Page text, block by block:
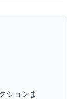
ションま